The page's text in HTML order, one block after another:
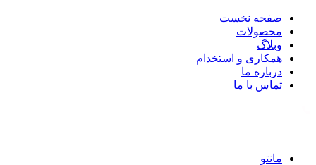
صفحه نخست
محصولات
وبلاگ
همکاری و استخدام
درباره ما
تماس با ما
مانتو